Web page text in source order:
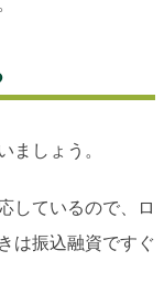
ましょう。
しているので、ロ
は振込融資ですぐ